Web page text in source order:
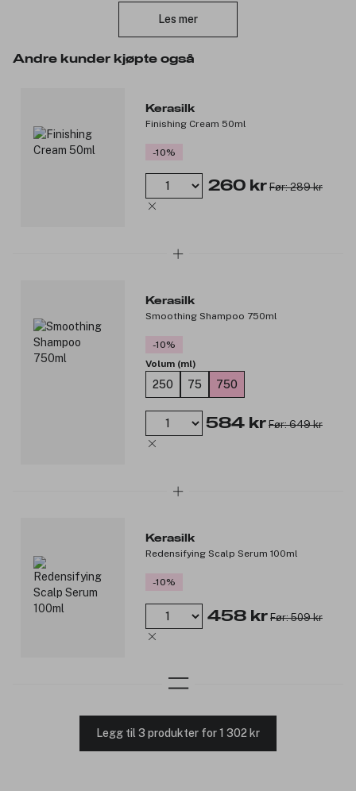
Opptil 5 ganger mer fylde*.
Beskytter mot fuktighet og frizz i opptil 72 timer*.
Perfekt for å reaktivere eller friske opp frisyren.
Varmebeskyttelse.
* - instrumentell test – sammenligning med uten bruk av produkt.
Les mer
Andre kunder kjøpte også
Kerasilk
Finishing Cream 50ml
-10%
260 kr Før: 289 kr
Kerasilk
Smoothing Shampoo 750ml
-10%
Volum (ml)
250 75 750
584 kr Før: 649 kr
Kerasilk
Redensifying Scalp Serum 100ml
-10%
458 kr Før: 509 kr
Legg til 3 produkter for 1 302 kr